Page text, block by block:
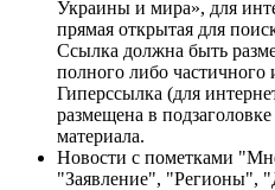
Украины и мира», для
прямая открытая для
Ссылка должна быть
полного либо частичного
Гиперссылка (для
размещена в
материала.
Новости с пометками
"Заявление", "Регионы",